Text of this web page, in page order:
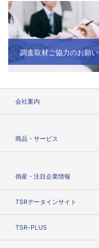
調査取材ご協力のお願い
会社案内
商品・サービス
倒産・注目企業情報
TSRデータインサイト
TSR-PLUS